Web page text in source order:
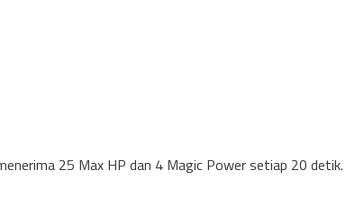
25 Max HP dan 4 Magic Power setiap 20 detik.